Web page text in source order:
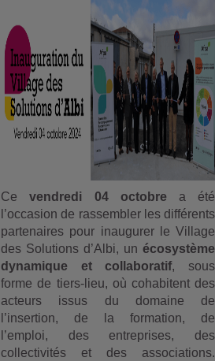
Cevendredi 04 octobre a été
l’occasion de rassembler les différents
partenaires pour inaugurer le Village
des Solutions d’Albi, un écosystème
dynamique et collaboratif, sous
forme de tiers-lieu, où cohabitent des
acteurs issus du domaine de
l’insertion, de la formation, de
l’emploi, des entreprises, des
collectivités et des associations.